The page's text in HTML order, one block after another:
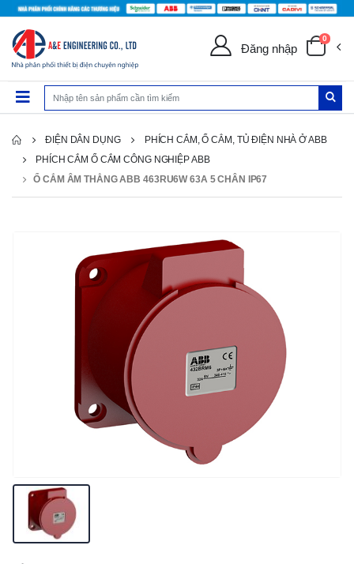
Đăng nhập
0
ĐIỆN DÂN DỤNG
PHÍCH CẮM, Ổ CẲM, TỦ ĐIỆN NHÀ Ở ABB
PHÍCH CẮM Ổ CẮM CÔNG NGHIỆP ABB
Ổ CẮM ÂM THẲNG ABB 463RU6W 63A 5 CHÂN IP67